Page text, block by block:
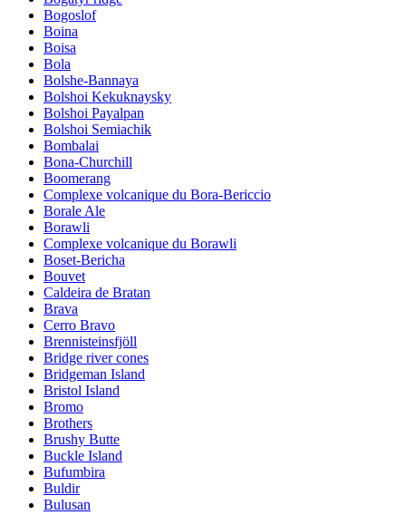
Bogoslof
Boina
Boisa
Bola
Bolshe-Bannaya
Bolshoi Kekuknaysky
Bolshoi Payalpan
Bolshoi Semiachik
Bombalai
Bona-Churchill
Boomerang
Complexe volcanique du Bora-Bericcio
Borale Ale
Borawli
Complexe volcanique du Borawli
Boset-Bericha
Bouvet
Caldeira de Bratan
Brava
Cerro Bravo
Brennisteinsfjöll
Bridge river cones
Bridgeman Island
Bristol Island
Bromo
Brothers
Brushy Butte
Buckle Island
Bufumbira
Buldir
Bulusan